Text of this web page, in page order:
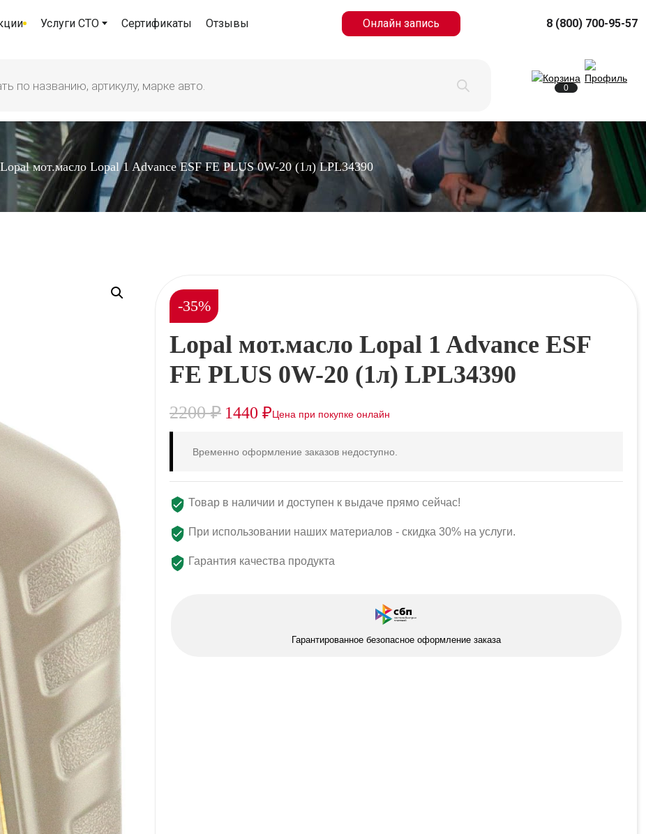
Услуги СТО Сертификаты Отзывы Онлайн запись 8 (800) 700-95-57
0
Lopal мот.масло Lopal 1 Advance ESF FE PLUS 0W-20 (1л) LPL34390
-35%
Lopal мот.масло Lopal 1 Advance ESF
FE PLUS 0W-20 (1л) LPL34390
2200₽ 1440 ₽
Временно оформление заказов недоступно.
Товар в наличии и доступен к выдаче прямо сейчас!
При использовании наших материалов - скидка 30% на услуги.
Гарантия качества продукта
Гарантированное безопасное оформление заказа